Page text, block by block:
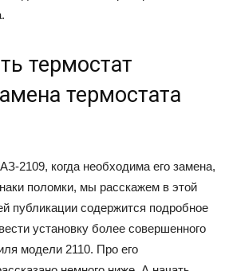
термостат
термостата
2109, когда необходима его замена,
поломки, мы расскажем в этой
публикации содержится подробное
установку более совершенного
модели 2110. Про его